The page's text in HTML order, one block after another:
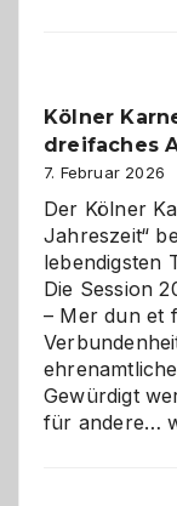
Kölner
dreifaches
7. Februar 2026
Der Kölner
Jahreszeit“
lebendigsten
Die Session
– Mer dun et
Gewürdigt
für andere…